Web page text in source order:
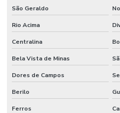
São Geraldo
Rio Acima
Centralina
Bela Vista de Minas
Dores de Campos
Berilo
Ferros